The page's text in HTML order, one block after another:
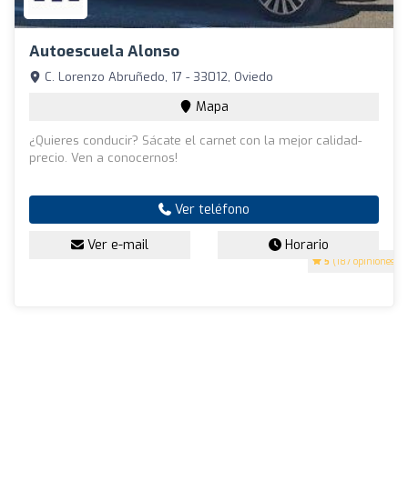
Autoescuela Alonso
5 (187 opiniones)
C. Lorenzo Abruñedo, 17 - 33012, Oviedo
Mapa
¿Quieres conducir? Sácate el carnet con la mejor calidad-
precio. Ven a conocernos!
Ver teléfono
Ver e-mail Horario